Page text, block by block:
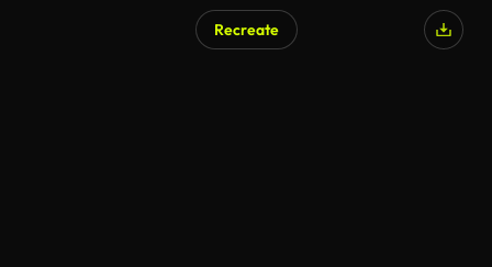
Recreate